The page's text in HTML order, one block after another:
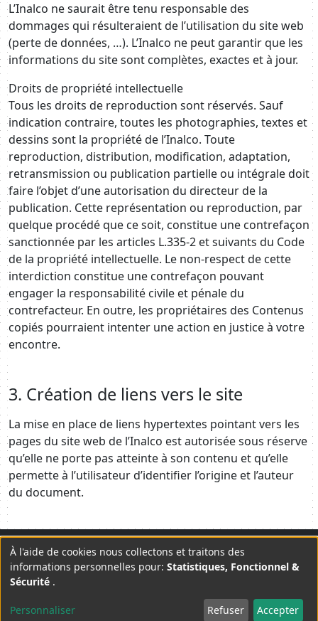
L’Inalco ne saurait être tenu responsable des
dommages qui résulteraient de l’utilisation du site web
(perte de données, …). L’Inalco ne peut garantir que les
informations du site sont complètes, exactes et à jour.
Droits de propriété intellectuelle
Tous les droits de reproduction sont réservés. Sauf
indication contraire, toutes les photographies, textes et
dessins sont la propriété de l’Inalco. Toute
reproduction, distribution, modification, adaptation,
retransmission ou publication partielle ou intégrale doit
faire l’objet d’une autorisation du directeur de la
publication. Cette représentation ou reproduction, par
quelque procédé que ce soit, constitue une contrefaçon
sanctionnée par les articles L.335-2 et suivants du Code
de la propriété intellectuelle. Le non-respect de cette
interdiction constitue une contrefaçon pouvant
engager la responsabilité civile et pénale du
contrefacteur. En outre, les propriétaires des Contenus
copiés pourraient intenter une action en justice à votre
encontre.
3. Création de liens vers le site
La mise en place de liens hypertextes pointant vers les
pages du site web de l’Inalco est autorisée sous réserve
qu’elle ne porte pas atteinte à son contenu et qu’elle
permette à l’utilisateur d’identifier l’origine et l’auteur
du document.
Plan du site Mentions légales
Contact
Lettre d'information
twitterfacebook
Use
of
personal
À l'aide de cookies nous collectons et traitons des
informations personnelles pour: Statistiques, Fonctionnel &
Sécurité .
Personnaliser Refuser Accepter